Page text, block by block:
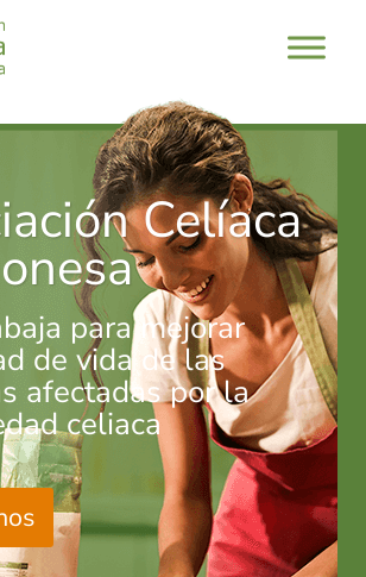
Celíaca
para mejorar
de vida de las
afectadas por la
celiaca